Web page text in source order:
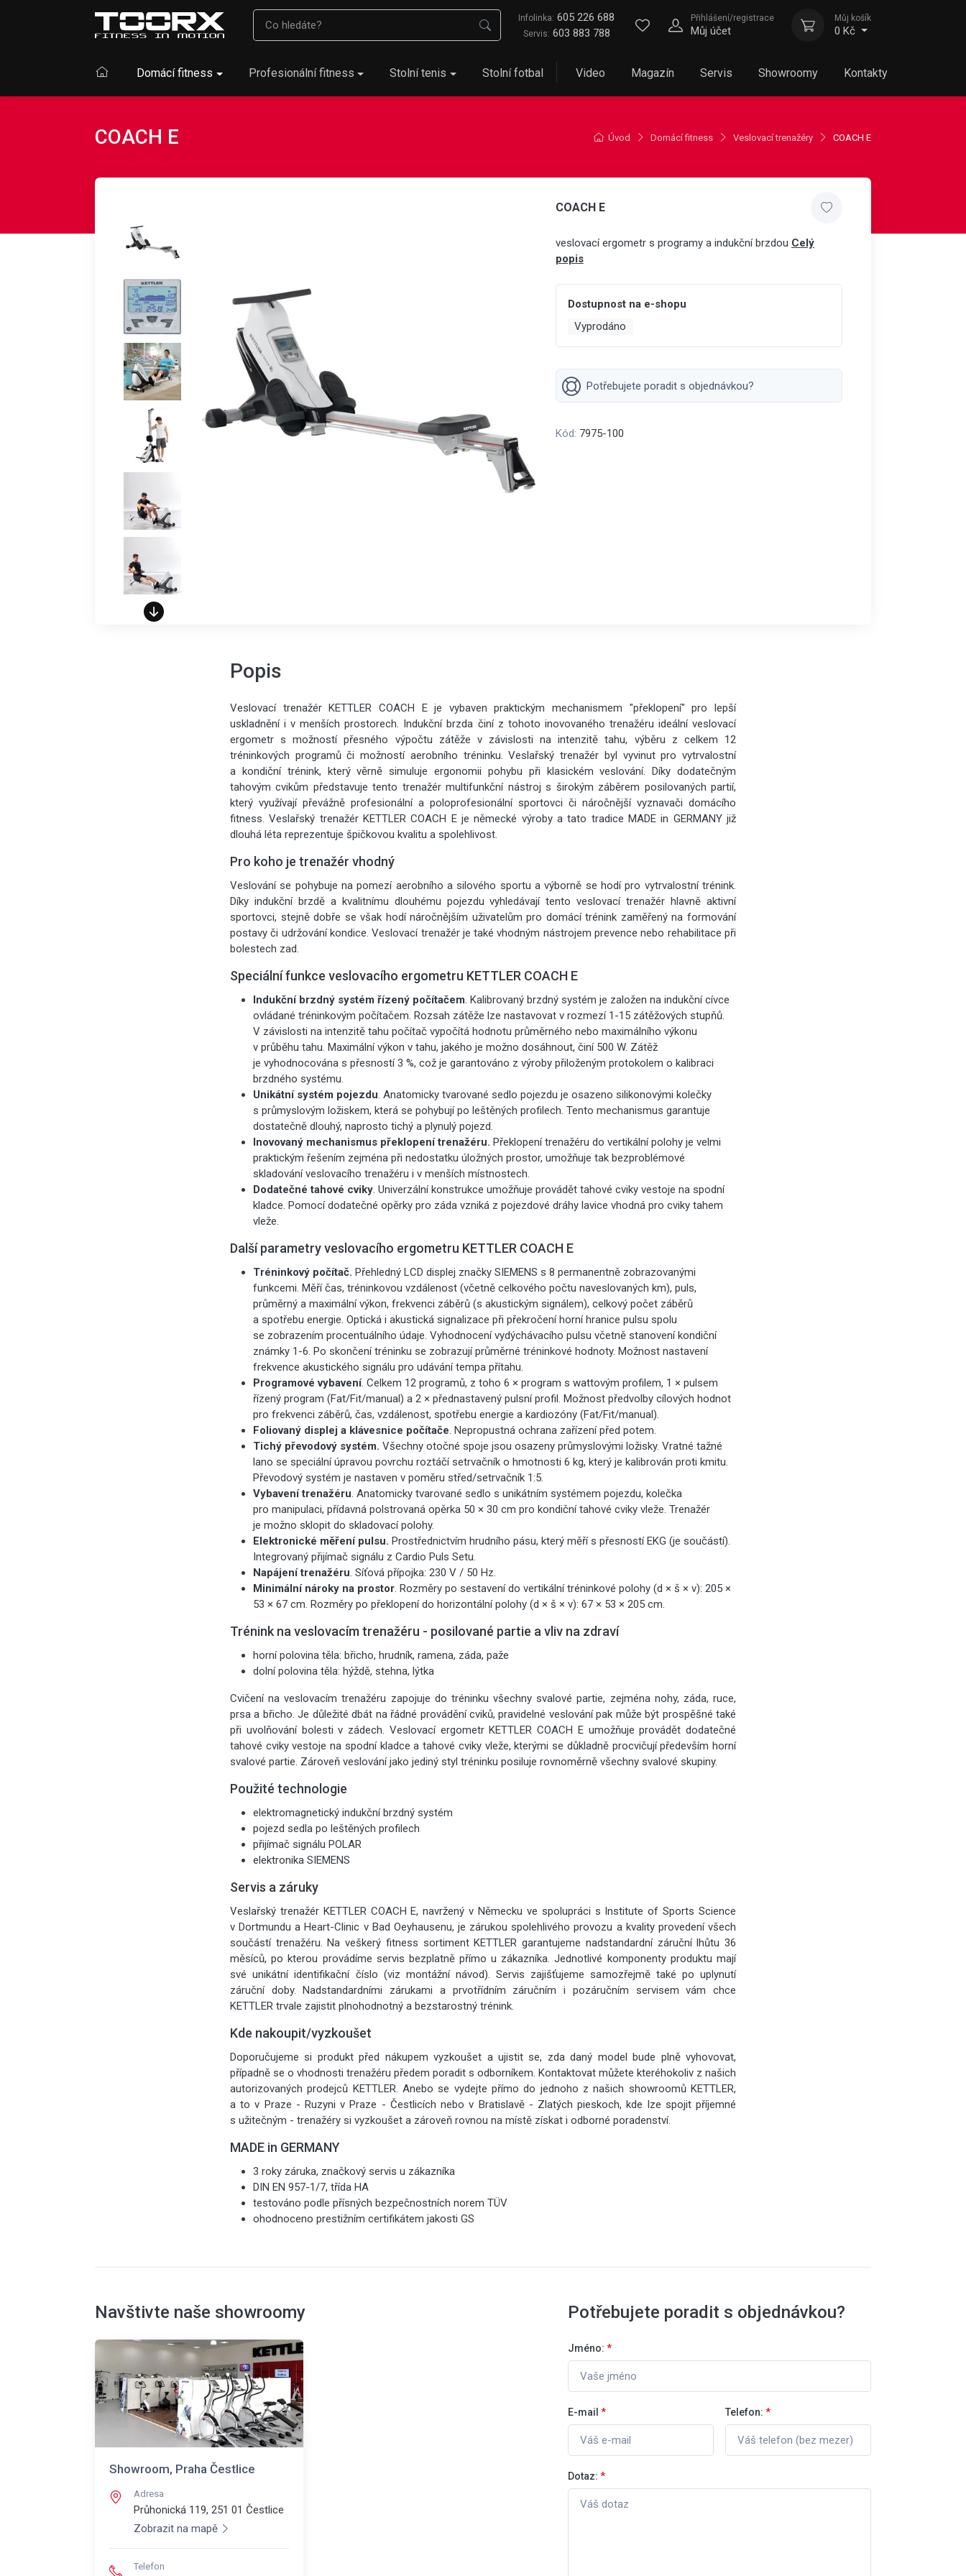
Infolinka: 605 226 688
Servis: 603 883 788
Přihlášení/registrace
Můj účet
Můj košík
0 Kč
Domácí fitness Profesionální fitness Stolní tenis Stolní fotbal Video Magazín Servis Showroomy Kontakty
Úvod Domácí fitness Veslovací trenažéry COACH E
COACH E
COACH E
veslovací ergometr s programy a indukční brzdou Celý
popis
Dostupnost na e-shopu
Vyprodáno
Potřebujete poradit s objednávkou?
Kód: 7975-100
Popis
Veslovací trenažér KETTLER COACH E je vybaven praktickým mechanismem "překlopení" pro lepší
uskladnění i v menších prostorech. Indukční brzda činí z tohoto inovovaného trenažéru ideální veslovací
ergometr s možností přesného výpočtu zátěže v závislosti na intenzitě tahu, výběru z celkem 12
tréninkových programů či možností aerobního tréninku. Veslařský trenažér byl vyvinut pro vytrvalostní
a kondiční trénink, který věrně simuluje ergonomii pohybu při klasickém veslování. Díky dodatečným
tahovým cvikům představuje tento trenažér multifunkční nástroj s širokým záběrem posilovaných partií,
který využívají převážně profesionální a poloprofesionální sportovci či náročnější vyznavači domácího
fitness. Veslařský trenažér KETTLER COACH E je německé výroby a tato tradice MADE in GERMANY již
dlouhá léta reprezentuje špičkovou kvalitu a spolehlivost.
Pro koho je trenažér vhodný
Veslování se pohybuje na pomezí aerobního a silového sportu a výborně se hodí pro vytrvalostní trénink.
Díky indukční brzdě a kvalitnímu dlouhému pojezdu vyhledávají tento veslovací trenažér hlavně aktivní
sportovci, stejně dobře se však hodí náročnějším uživatelům pro domácí trénink zaměřený na formování
postavy či udržování kondice. Veslovací trenažér je také vhodným nástrojem prevence nebo rehabilitace při
bolestech zad.
Speciální funkce veslovacího ergometru KETTLER COACH E
Indukční brzdný systém řízený počítačem. Kalibrovaný brzdný systém je založen na indukční cívce
ovládané tréninkovým počítačem. Rozsah zátěže lze nastavovat v rozmezí 1-15 zátěžových stupňů.
V závislosti na intenzitě tahu počítač vypočítá hodnotu průměrného nebo maximálního výkonu
v průběhu tahu. Maximální výkon v tahu, jakého je možno dosáhnout, činí 500 W. Zátěž
je vyhodnocována s přesností 3 %, což je garantováno z výroby přiloženým protokolem o kalibraci
brzdného systému.
Unikátní systém pojezdu. Anatomicky tvarované sedlo pojezdu je osazeno silikonovými kolečky
s průmyslovým ložiskem, která se pohybují po leštěných profilech. Tento mechanismus garantuje
dostatečně dlouhý, naprosto tichý a plynulý pojezd.
Inovovaný mechanismus překlopení trenažéru. Překlopení trenažéru do vertikální polohy je velmi
praktickým řešením zejména při nedostatku úložných prostor, umožňuje tak bezproblémové
skladování veslovacího trenažéru i v menších místnostech.
Dodatečné tahové cviky. Univerzální konstrukce umožňuje provádět tahové cviky vestoje na spodní
kladce. Pomocí dodatečné opěrky pro záda vzniká z pojezdové dráhy lavice vhodná pro cviky tahem
vleže.
Další parametry veslovacího ergometru KETTLER COACH E
Tréninkový počítač. Přehledný LCD displej značky SIEMENS s 8 permanentně zobrazovanými
funkcemi. Měří čas, tréninkovou vzdálenost (včetně celkového počtu naveslovaných km), puls,
průměrný a maximální výkon, frekvenci záběrů (s akustickým signálem), celkový počet záběrů
a spotřebu energie. Optická i akustická signalizace při překročení horní hranice pulsu spolu
se zobrazením procentuálního údaje. Vyhodnocení vydýchávacího pulsu včetně stanovení kondiční
známky 1-6. Po skončení tréninku se zobrazují průměrné tréninkové hodnoty. Možnost nastavení
frekvence akustického signálu pro udávání tempa přítahu.
Programové vybavení. Celkem 12 programů, z toho 6 × program s wattovým profilem, 1 × pulsem
řízený program (Fat/Fit/manual) a 2 × přednastavený pulsní profil. Možnost předvolby cílových hodnot
pro frekvenci záběrů, čas, vzdálenost, spotřebu energie a kardiozóny (Fat/Fit/manual).
Foliovaný displej a klávesnice počítače. Nepropustná ochrana zařízení před potem.
Tichý převodový systém. Všechny otočné spoje jsou osazeny průmyslovými ložisky. Vratné tažné
lano se speciální úpravou povrchu roztáčí setrvačník o hmotnosti 6 kg, který je kalibrován proti kmitu.
Převodový systém je nastaven v poměru střed/setrvačník 1:5.
Vybavení trenažéru. Anatomicky tvarované sedlo s unikátním systémem pojezdu, kolečka
pro manipulaci, přídavná polstrovaná opěrka 50 × 30 cm pro kondiční tahové cviky vleže. Trenažér
je možno sklopit do skladovací polohy.
Elektronické měření pulsu. Prostřednictvím hrudního pásu, který měří s přesností EKG (je součástí).
Integrovaný přijímač signálu z Cardio Puls Setu.
Napájení trenažéru. Síťová přípojka: 230 V / 50 Hz.
Minimální nároky na prostor. Rozměry po sestavení do vertikální tréninkové polohy (d × š × v): 205 ×
53 × 67 cm. Rozměry po překlopení do horizontální polohy (d × š × v): 67 × 53 × 205 cm.
Trénink na veslovacím trenažéru - posilované partie a vliv na zdraví
horní polovina těla: břicho, hrudník, ramena, záda, paže
dolní polovina těla: hýždě, stehna, lýtka
Cvičení na veslovacím trenažéru zapojuje do tréninku všechny svalové partie, zejména nohy, záda, ruce,
prsa a břicho. Je důležité dbát na řádné provádění cviků, pravidelné veslování pak může být prospěšné také
při uvolňování bolesti v zádech. Veslovací ergometr KETTLER COACH E umožňuje provádět dodatečné
tahové cviky vestoje na spodní kladce a tahové cviky vleže, kterými se důkladně procvičují především horní
svalové partie. Zároveň veslování jako jediný styl tréninku posiluje rovnoměrně všechny svalové skupiny.
Použité technologie
elektromagnetický indukční brzdný systém
pojezd sedla po leštěných profilech
přijímač signálu POLAR
elektronika SIEMENS
Servis a záruky
Veslařský trenažér KETTLER COACH E, navržený v Německu ve spolupráci s Institute of Sports Science
v Dortmundu a Heart-Clinic v Bad Oeyhausenu, je zárukou spolehlivého provozu a kvality provedení všech
součástí trenažéru. Na veškerý fitness sortiment KETTLER garantujeme nadstandardní záruční lhůtu 36
měsíců, po kterou provádíme servis bezplatně přímo u zákazníka. Jednotlivé komponenty produktu mají
své unikátní identifikační číslo (viz montážní návod). Servis zajišťujeme samozřejmě také po uplynutí
záruční doby. Nadstandardními zárukami a prvotřídním záručním i pozáručním servisem vám chce
KETTLER trvale zajistit plnohodnotný a bezstarostný trénink.
Kde nakoupit/vyzkoušet
Doporučujeme si produkt před nákupem vyzkoušet a ujistit se, zda daný model bude plně vyhovovat,
případně se o vhodnosti trenažéru předem poradit s odborníkem. Kontaktovat můžete kteréhokoliv z našich
autorizovaných prodejců KETTLER. Anebo se vydejte přímo do jednoho z našich showroomů KETTLER,
a to v Praze - Ruzyni v Praze - Čestlicích nebo v Bratislavě - Zlatých pieskoch, kde lze spojit příjemné
s užitečným - trenažéry si vyzkoušet a zároveň rovnou na místě získat i odborné poradenství.
MADE in GERMANY
3 roky záruka, značkový servis u zákazníka
DIN EN 957-1/7, třída HA
testováno podle přísných bezpečnostních norem TÜV
ohodnoceno prestižním certifikátem jakosti GS
Navštivte naše showroomy
Showroom, Praha Čestlice
Adresa
Průhonická 119, 251 01 Čestlice
Zobrazit na mapě
Telefon
Potřebujete poradit s objednávkou?
Jméno: *
E-mail * Telefon: *
Dotaz: *